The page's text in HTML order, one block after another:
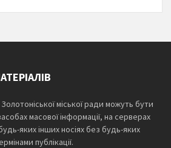
міської ради можуть бути
масової інформації, на серверах
яких інших носіях без будь-яких
публікації.